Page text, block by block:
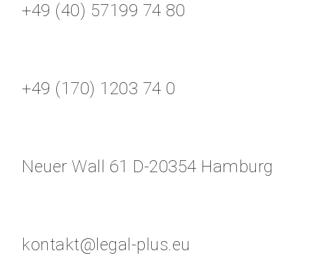
+49 (40) 57199 74 80
+49 (170) 1203 74 0
Neuer Wall 61 D-20354 Hamburg
kontakt@legal-plus.eu